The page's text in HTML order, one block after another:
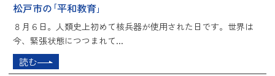
松戸市の｢平和教育｣
８月６日。人類史上初めて核兵器が使用された日です。世界は
今、緊張状態につつまれて...
読む